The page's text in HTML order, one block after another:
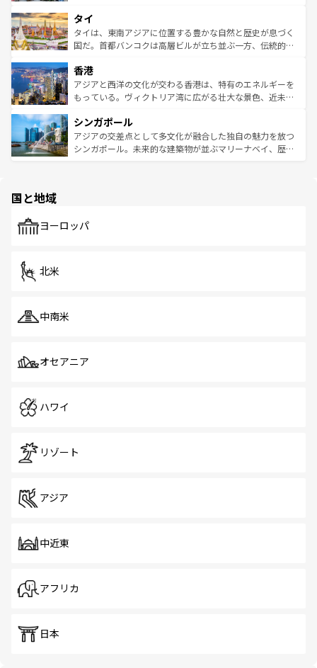
リティに包まれながら、韓国の多彩な魅力を心ゆくまで味
わってみてほしい。 なお、新着の韓国情報はコンテンツ一
覧を参照してほしい。
急速な発展と共に伝統が息づく。ハノイの古い町並みやホ
ーチミン市のフランス統治時代の建物も、独特の雰囲気を
醸し出している。また、バラエティの豊かさとおいしさで
とつ。フォーやバインミー、ベトナムコーヒーなどは、ぜ
ひ現地で味わいたい。どの地域を訪れてもあたたかい人々
が旅行者を迎えてくれるので、きっと忘れられない旅にな
参照してほしい。
タイ
タイは、東南アジアに位置する豊かな自然と歴史が息づく
国だ。首都バンコクは高層ビルが立ち並ぶ一方、伝統的な
の活気が交差している。北部ではチェンマイなどの山岳地
帯で自然と触れ合い、南部ではプーケットやクラビの美し
いビーチでリゾート気分を楽しむことができる。タイ料理
激する。気候は一年中温暖で、どの季節にも異なる楽しみ
が待っている。親しみやすいタイの人々、仏教を中心とし
た文化、そして多様な観光資源が、訪れる旅人を魅了し続
香港
アジアと西洋の文化が交わる香港は、特有のエネルギーを
もっている。ヴィクトリア湾に広がる壮大な景色、近未来
み、どこを訪れても感動するはず。観光スポットが密集し
ており、効率よく見どころを回れるのも魅力。息をのむよ
うな絶景から文化的な体験まで、香港を存分に楽しみ尽く
シンガポール
アジアの交差点として多文化が融合した独自の魅力を放つ
シンガポール。未来的な建築物が並ぶマリーナベイ、歴史
で、ホーカーズは地元の風情を楽しめる外せないスポット
国と地域
ヨーロッパ
北米
中南米
オセアニア
ハワイ
リゾート
アジア
中近東
アフリカ
日本